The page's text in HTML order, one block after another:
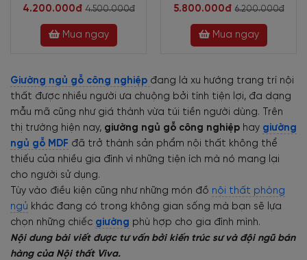
4.200.000đ 4.500.000đ
Mua ngay
5.800.000đ 6.200.000đ
Mua ngay
Giường ngủ gỗ công nghiệp đang là xu hướng trang trí nội
thất được nhiều người ưa chuộng bởi tính tiện lợi, đa dạng
mẫu mã cũng như giá thành vừa túi tiền người dùng. Trên
thị trường hiện nay, giường ngủ gỗ công nghiệp hay giường
ngủ gỗ MDF đã trở thành sản phẩm nội thất không thể
thiếu của nhiều gia đình vì những tiện ích mà nó mang lại
cho người sử dụng.
Tùy vào điều kiện cũng như những món đồ nội thất phòng
ngủ khác đang có trong không gian sống mà bạn sẽ lựa
chọn những chiếc giường phù hợp cho gia đình mình.
Nội dung bài viết được tư vấn bởi kiến trúc sư và đội ngũ bán
hàng của Nội thất Viva.